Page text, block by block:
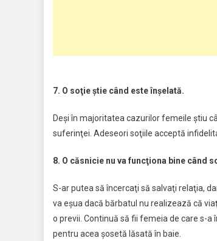
7. O soţie ştie când este înşelată.
Deşi în majoritatea cazurilor femeile ştiu
suferinţei. Adeseori soţiile acceptă
8. O căsnicie nu va funcţiona bine când
S-ar putea să încercaţi să salvaţi relaţia,
va eşua dacă bărbatul nu realizează că
o previi. Continuă să fii femeia de care s-
pentru acea şosetă lăsată în baie.